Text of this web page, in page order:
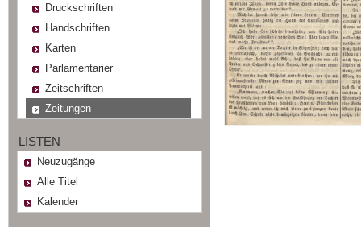
Druckschriften
Handschriften
Karten
Parlamentarier
Zeitschriften
Zeitungen
LISTEN
Neuzugänge
Alle Titel
Kalender